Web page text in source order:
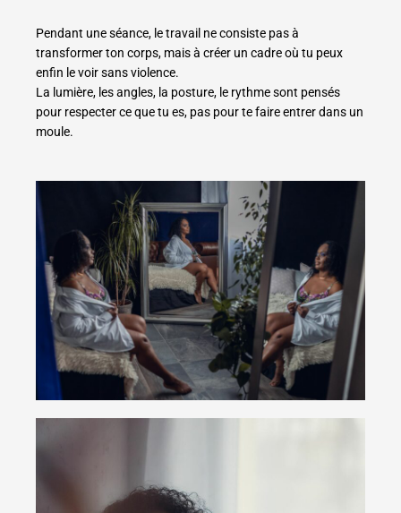
Pendant une séance, le travail ne consiste pas à
transformer ton corps, mais à créer un cadre où tu peux
enfin le voir sans violence.
La lumière, les angles, la posture, le rythme sont pensés
pour respecter ce que tu es, pas pour te faire entrer dans un
moule.